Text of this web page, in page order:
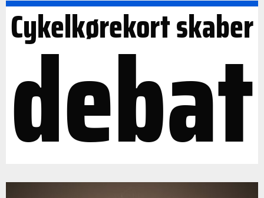
Cykelkørekort skaber
debat